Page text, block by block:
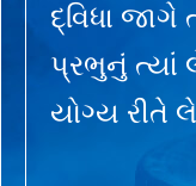
દ્વિધા
પ્રભુનું ત્યાં
યોગ્ય રીતે